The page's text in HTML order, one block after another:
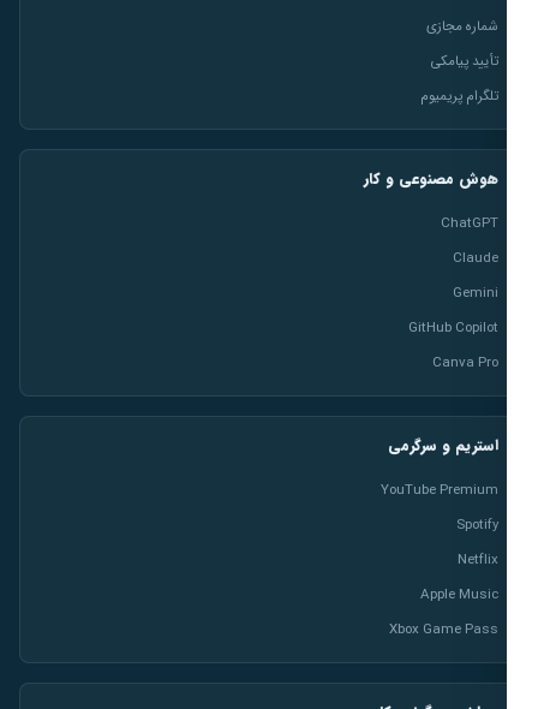
شماره مجازی
تأیید پیامکی
تلگرام پریمیوم
هوش مصنوعی و کار
ChatGPT
Claude
Gemini
GitHub Copilot
Canva Pro
استریم و سرگرمی
YouTube Premium
Spotify
Netflix
Apple Music
Xbox Game Pass